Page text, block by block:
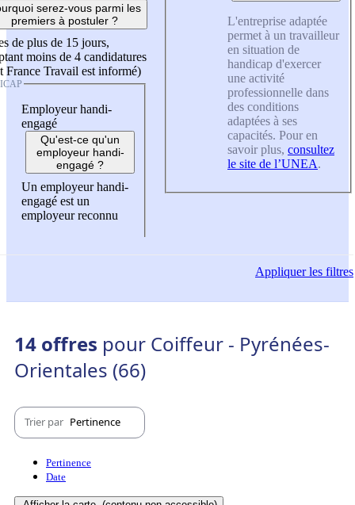
serez-vous parmi les
premiers à postuler ?
de plus de 15 jours,
moins de 4 candidatures
France Travail est informé)
Employeur handi-
engagé
Qu'est-ce qu'un
employeur handi-
engagé ?
Un employeur handi-
engagé est un
employeur reconnu
L'entreprise adaptée
permet à un travailleur
en situation de
handicap d'exercer
une activité
professionnelle dans
des conditions
adaptées à ses
capacités. Pour en
savoir plus, consultez
le site de l’UNEA.
Appliquerles filtres
14 offres pour Coiffeur - Pyrénées-
Orientales (66)
Trier par Pertinence
Pertinence
Date